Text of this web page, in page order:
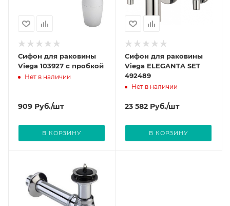
Сифон для раковины
Viega 103927 с пробкой
Нет в наличии
909 Руб./шт
В КОРЗИНУ
Сифон для раковины
Viega ELEGANTA SET
492489
Нет в наличии
23 582 Руб./шт
В КОРЗИНУ